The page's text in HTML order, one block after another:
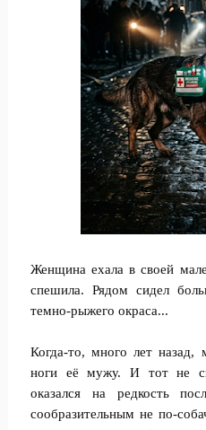
Женщина ехала в своей
спешила. Рядом сидел
темно-рыжего окраса...
Когда-то, много лет назад,
ноги её мужу. И тот не
оказался на редкость
сообразительным не по-